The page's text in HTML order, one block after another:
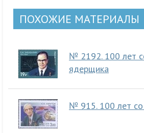
ПОХОЖИЕ МАТЕРИАЛЫ
№ 2192. 100 лет
ядерщика
№ 915. 100 лет